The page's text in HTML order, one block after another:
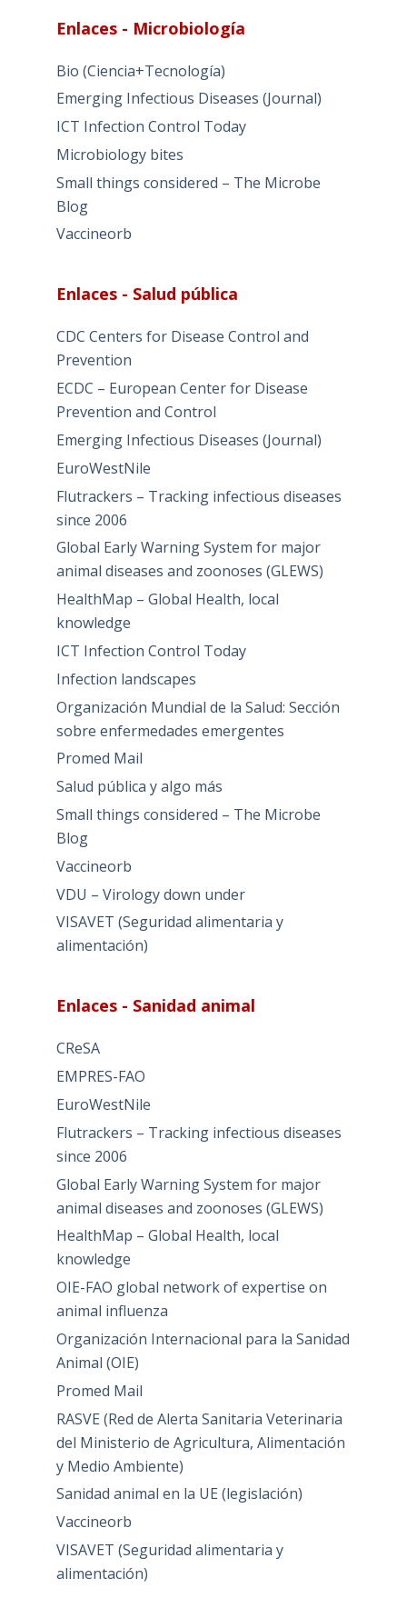
Enlaces - Microbiología
Bio (Ciencia+Tecnología)
Emerging Infectious Diseases (Journal)
ICT Infection Control Today
Microbiology bites
Small things considered – The Microbe
Blog
Vaccineorb
Enlaces - Salud pública
CDC Centers for Disease Control and
Prevention
ECDC – European Center for Disease
Prevention and Control
Emerging Infectious Diseases (Journal)
EuroWestNile
Flutrackers – Tracking infectious diseases
since 2006
Global Early Warning System for major
animal diseases and zoonoses (GLEWS)
HealthMap – Global Health, local
knowledge
ICT Infection Control Today
Infection landscapes
Organización Mundial de la Salud: Sección
sobre enfermedades emergentes
Promed Mail
Salud pública y algo más
Small things considered – The Microbe
Blog
Vaccineorb
VDU – Virology down under
VISAVET (Seguridad alimentaria y
alimentación)
Enlaces - Sanidad animal
CReSA
EMPRES-FAO
EuroWestNile
Flutrackers – Tracking infectious diseases
since 2006
Global Early Warning System for major
animal diseases and zoonoses (GLEWS)
HealthMap – Global Health, local
knowledge
OIE-FAO global network of expertise on
animal influenza
Organización Internacional para la Sanidad
Animal (OIE)
Promed Mail
RASVE (Red de Alerta Sanitaria Veterinaria
del Ministerio de Agricultura, Alimentación
y Medio Ambiente)
Sanidad animal en la UE (legislación)
Vaccineorb
VISAVET (Seguridad alimentaria y
alimentación)